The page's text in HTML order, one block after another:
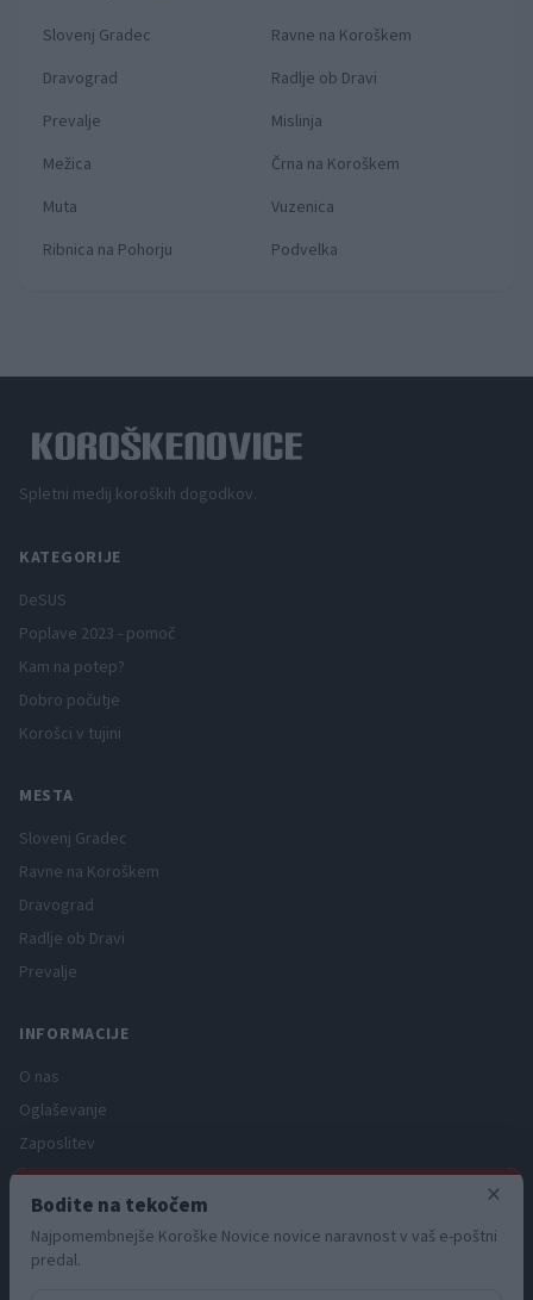
Slovenj Gradec
Ravne na Koroškem
Dravograd
Radlje ob Dravi
Prevalje
Mislinja
Mežica
Črna na Koroškem
Muta
Vuzenica
Ribnica na Pohorju
Podvelka
Spletni medij koroških dogodkov.
KATEGORIJE
DeSUS
Poplave 2023 - pomoč
Kam na potep?
Dobro počutje
Korošci v tujini
MESTA
Slovenj Gradec
Ravne na Koroškem
Dravograd
Radlje ob Dravi
Prevalje
INFORMACIJE
O nas
Oglaševanje
Zaposlitev
Pravno obvestilo
Zasebnost in piškotki
Storitve
×
Bodite na tekočem
Najpomembnejše Koroške Novice novice naravnost v vaš e-poštni
predal.